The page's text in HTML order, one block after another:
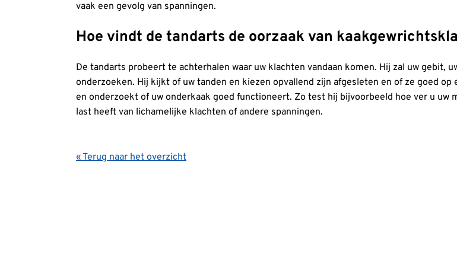
vaak een gevolg van spanningen.
Hoe vindt de tandarts de oorzaak van
De tandarts probeert te achterhalen waar uw klachten vandaan komen. Hij zal uw gebit,
onderzoeken. Hij kijkt of uw tanden en kiezen opvallend zijn afgesleten en of ze goed
en onderzoekt of uw onderkaak goed functioneert. Zo test hij bijvoorbeeld hoe ver u uw
last heeft van lichamelijke klachten of andere spanningen.
« Terug naar het overzicht